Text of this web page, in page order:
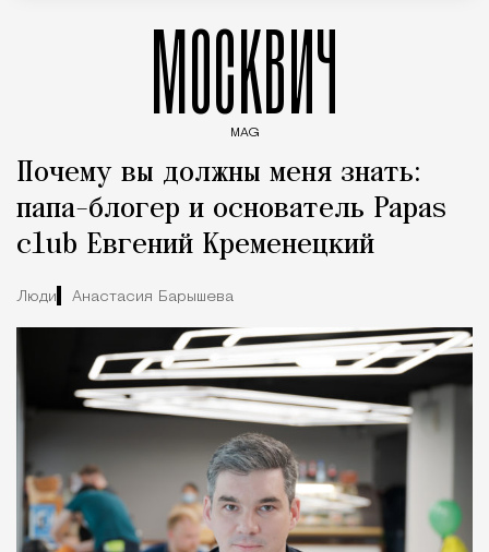
МОСКВИЧ
MAG
Почему вы должны меня знать:
папа-блогер и основатель Papas
club Евгений Кременецкий
Люди Анастасия Барышева